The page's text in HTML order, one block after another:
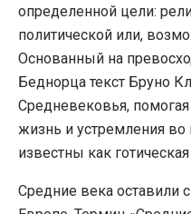
определенной цели:
политической или,
Основанный на
Беднорца текст Бруно
Средневековья,
жизнь и устремления
известны как
Средние века оставили